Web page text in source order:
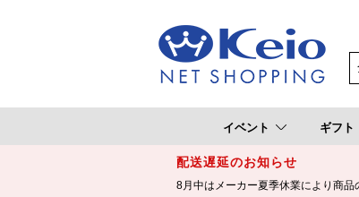
イベント ギフト
配送遅延のお知らせ
8月中はメーカー夏季休業により商品